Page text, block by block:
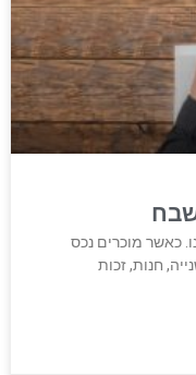
מוכרים נכס
חנות, זכות